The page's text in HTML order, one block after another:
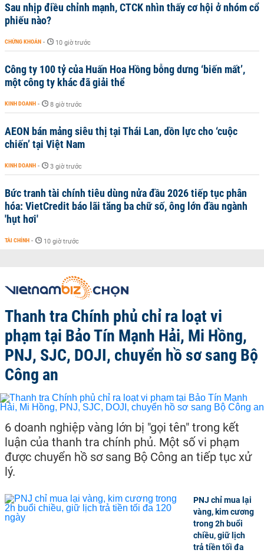
Sau nhịp điều chỉnh mạnh, CTCK nhìn thấy cơ hội ở nhóm cổ
phiếu nào?
CHỨNG KHOÁN - 10 giờ trước
Công ty 100 tỷ của Huấn Hoa Hồng bỗng dưng ‘biến mất’,
một công ty khác đã giải thể
KINH DOANH - 8 giờ trước
AEON bán mảng siêu thị tại Thái Lan, dồn lực cho ‘cuộc
chiến’ tại Việt Nam
KINH DOANH - 3 giờ trước
Bức tranh tài chính tiêu dùng nửa đầu 2026 tiếp tục phân
hóa: VietCredit báo lãi tăng ba chữ số, ông lớn đầu ngành
'hụt hơi'
TÀI CHÍNH - 10 giờ trước
Thanh tra Chính phủ chỉ ra loạt vi
phạm tại Bảo Tín Mạnh Hải, Mi Hồng,
PNJ, SJC, DOJI, chuyển hồ sơ sang Bộ
Công an
6 doanh nghiệp vàng lớn bị "gọi tên" trong kết
luận của thanh tra chính phủ. Một số vi phạm
được chuyển hồ sơ sang Bộ Công an tiếp tục xử
lý.
PNJ chỉ mua lại
vàng, kim cương
trong 2h buổi
chiều, giữ lịch
trả tiền tối đa